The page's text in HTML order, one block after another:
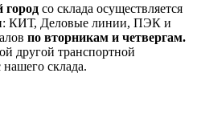
город со склада осуществляется
КИТ, Деловые линии, ПЭК и
по вторникам и четвергам.
другой транспортной
нашего склада.